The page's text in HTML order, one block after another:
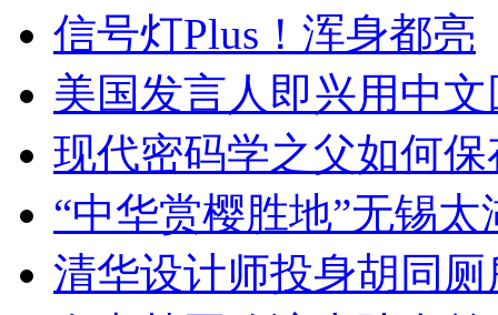
信号灯Plus！浑身都亮
美国发言人即兴用中
现代密码学之父如何
“中华赏樱胜地”无锡
清华设计师投身胡同